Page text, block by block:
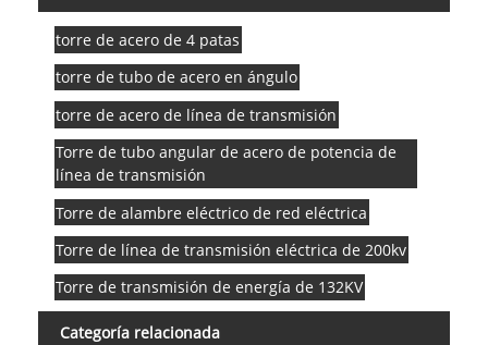
torre de acero de 4 patas
torre de tubo de acero en ángulo
torre de acero de línea de transmisión
Torre de tubo angular de acero de potencia de
línea de transmisión
Torre de alambre eléctrico de red eléctrica
Torre de línea de transmisión eléctrica de 200kv
Torre de transmisión de energía de 132KV
Categoría relacionada